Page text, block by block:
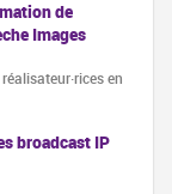
de
Images
en
broadcast IP